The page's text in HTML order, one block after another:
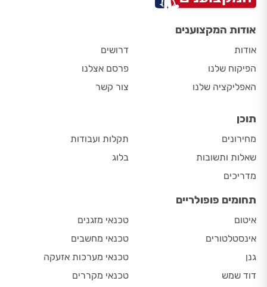
אודות המקצוענים
אודות
הפיקוח שלנו
האפליקציה שלנו
דרושים
פרסם אצלנו
צור קשר
תוכן
מחירונים
שאלות ותשובות
מדריכים
תקלות ועבודות
בלוג
תחומים פופולריים
איטום
אינסטלטורים
גנן
דוד שמש
טכנאי מזגנים
טכנאי מחשבים
טכנאי מערכות אזעקה
טכנאי מקררים